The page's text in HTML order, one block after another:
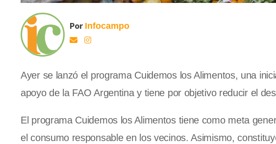
Por Infocampo
Ayer se lanzó el programa Cuidemos los Alimentos, una
apoyo de la FAO Argentina y tiene por objetivo reducir el
El programa Cuidemos los Alimentos tiene como meta
el consumo responsable en los vecinos. Asimismo,